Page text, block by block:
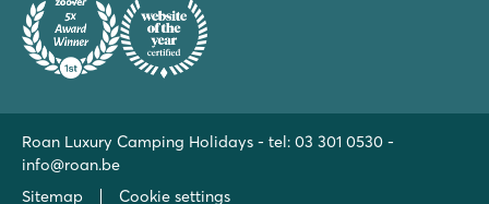
Roan Luxury Camping Holidays - tel: 03 301 0530 -
info@roan.be
Sitemap
Cookie settings